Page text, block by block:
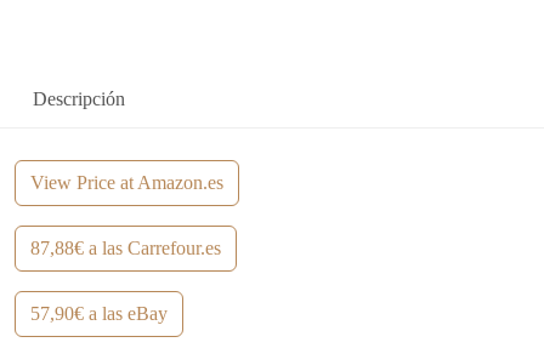
Descripción
View Price at Amazon.es
87,88€ a las Carrefour.es
57,90€ a las eBay